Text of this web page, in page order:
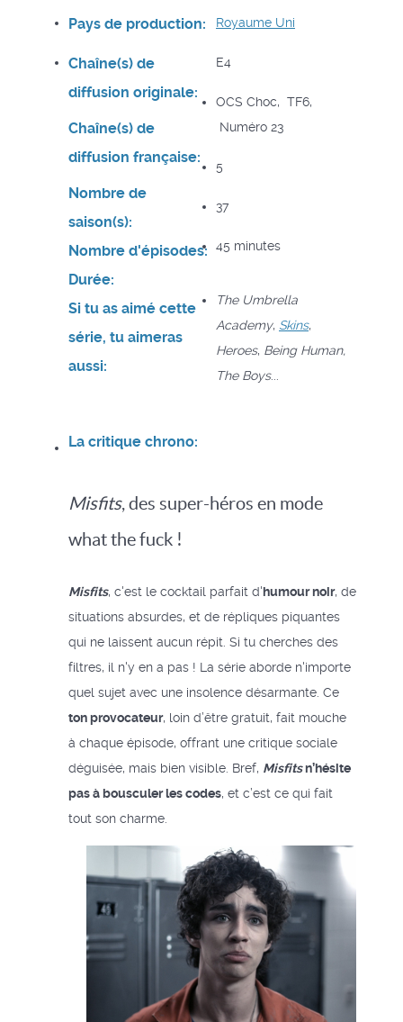
Pays de production: Royaume Uni
Chaîne(s) de
diffusion originale:
E4
Chaîne(s) de
diffusion française:
OCS Choc, TF6,
Numéro 23
Nombre de
saison(s):
5
Nombre d'épisodes:
37
Durée:
45 minutes
Si tu as aimé cette
série, tu aimeras
aussi:
The Umbrella
Academy, Skins,
Heroes, Being Human,
The Boys...
La critique chrono:
Misfits, des super-héros en mode
what the fuck !
Misfits, c'est le cocktail parfait d'humour noir, de
situations absurdes, et de répliques piquantes
qui ne laissent aucun répit. Si tu cherches des
filtres, il n'y en a pas ! La série aborde n'importe
quel sujet avec une insolence désarmante. Ce
ton provocateur, loin d’être gratuit, fait mouche
à chaque épisode, offrant une critique sociale
déguisée, mais bien visible. Bref, Misfitsn’hésite
pas à bousculer les codes, et c’est ce qui fait
tout son charme.